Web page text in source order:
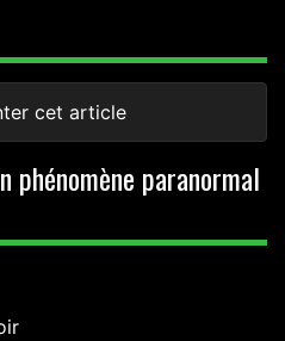
cet article
phénomène paranormal